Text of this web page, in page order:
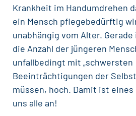
Krankheit im Handumdrehen
ein Mensch pflegebedürftig
unabhängig vom Alter.
die Anzahl der jüngeren
unfallbedingt mit „schwersten
Beeinträchtigungen der
müssen, hoch. Damit ist
uns alle an!